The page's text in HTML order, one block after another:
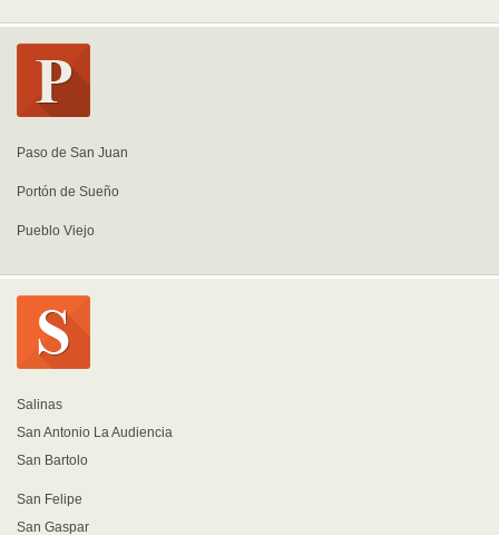
Paso de San Juan
Portón de Sueño
Pueblo Viejo
Salinas
San Antonio La Audiencia
San Bartolo
San Felipe
San Gaspar